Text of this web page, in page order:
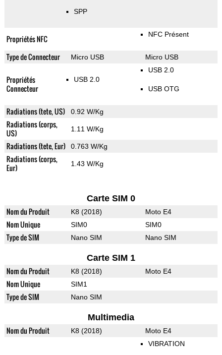
SPP
Propriétés NFC NFC Présent
Type de Connecteur Micro USB Micro USB
Propriétés
Connecteur
USB 2.0
USB 2.0
USB OTG
Radiations (tete, US) 0.92 W/Kg
Radiations (corps,
US)
1.11 W/Kg
Radiations (tete, Eur) 0.763 W/Kg
Radiations (corps,
Eur)
1.43 W/Kg
Carte SIM 0
Nom du Produit K8 (2018) Moto E4
Nom Unique SIM0 SIM0
Type de SIM Nano SIM Nano SIM
Carte SIM 1
Nom du Produit K8 (2018) Moto E4
Nom Unique SIM1
Type de SIM Nano SIM
Multimedia
Nom du Produit K8 (2018) Moto E4
VIBRATION